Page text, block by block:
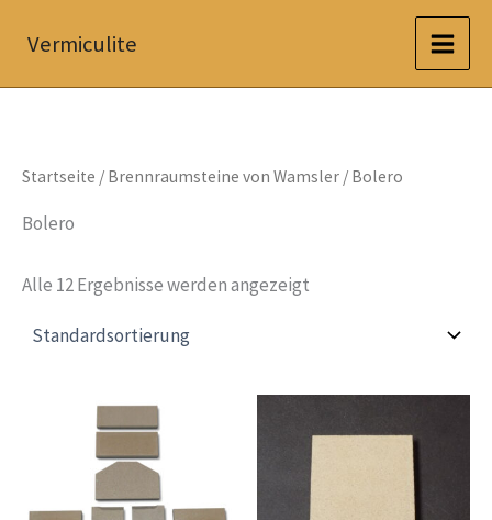
InhaltVermiculite
Startseite / Brennraumsteine von Wamsler / Bolero
Bolero
Alle 12 Ergebnisse werden angezeigt